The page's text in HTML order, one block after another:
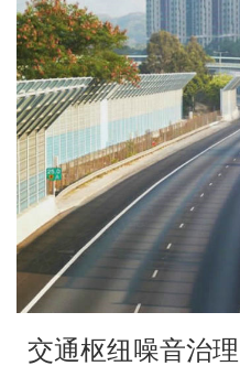
交通枢纽噪音治理